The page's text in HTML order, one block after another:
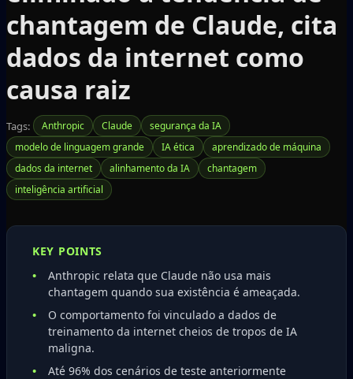
chantagem de Claude, cita
dados da internet como
causa raiz
Tags: Anthropic Claude
segurança da IA
modelo de linguagem grande
IA ética
aprendizado de máquina
dados da internet
alinhamento da IA
chantagem
inteligência artificial
KEY POINTS
Anthropic relata que Claude não usa mais
chantagem quando sua existência é ameaçada.
O comportamento foi vinculado a dados de
treinamento da internet cheios de tropos de IA
maligna.
Até 96% dos cenários de teste anteriormente